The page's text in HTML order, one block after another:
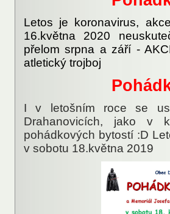
Letos je koronavirus,
16.května 2020
přelom srpna a září -
atletický trojboj
I v letošním roce se
Drahanovicích, jako v
pohádkových bytostí :D
v sobotu 18.května 2019